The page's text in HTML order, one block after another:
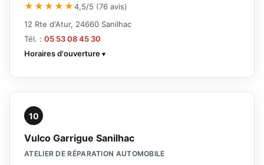
★★★★★4,5/5 (76 avis)
12 Rte d'Atur, 24660 Sanilhac
Tél. : 05 53 08 45 30
Horaires d'ouverture
10
Vulco Garrigue Sanilhac
ATELIER DE RÉPARATION AUTOMOBILE